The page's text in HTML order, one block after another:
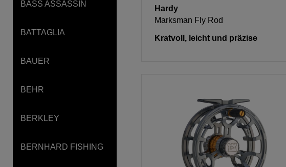
BASS ASSASSIN
BATTAGLIA
BAUER
BEHR
BERKLEY
BERNHARD FISHING
Hardy
Marksman Fly Rod
Kratvoll, leicht und präzise